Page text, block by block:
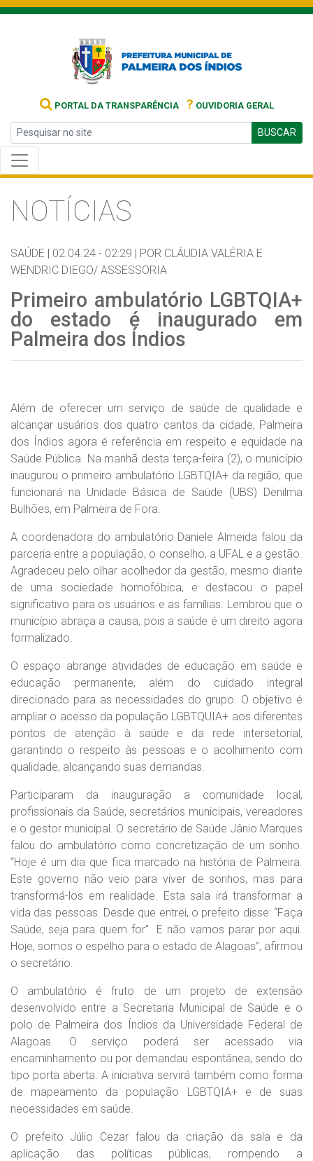
PORTAL DA TRANSPARÊNCIA ? OUVIDORIA GERAL
BUSCAR
NOTÍCIAS
SAÚDE | 02.04.24 - 02:29 | POR CLÁUDIA VALÉRIA E
WENDRIC DIEGO/ ASSESSORIA
Primeiro ambulatório LGBTQIA+
do estado é inaugurado em
Palmeira dos Índios
Além de oferecer um serviço de saúde de qualidade e
alcançar usuários dos quatro cantos da cidade, Palmeira
dos Índios agora é referência em respeito e equidade na
Saúde Pública. Na manhã desta terça-feira (2), o município
inaugurou o primeiro ambulatório LGBTQIA+ da região, que
funcionará na Unidade Básica de Saúde (UBS) Denilma
Bulhões, em Palmeira de Fora.
A coordenadora do ambulatório Daniele Almeida falou da
parceria entre a população, o conselho, a UFAL e a gestão.
Agradeceu pelo olhar acolhedor da gestão, mesmo diante
de uma sociedade homofóbica, e destacou o papel
significativo para os usuários e as famílias. Lembrou que o
município abraça a causa, pois a saúde é um direito agora
formalizado.
O espaço abrange atividades de educação em saúde e
educação permanente, além do cuidado integral
direcionado para as necessidades do grupo. O objetivo é
ampliar o acesso da população LGBTQUIA+ aos diferentes
pontos de atenção à saúde e da rede intersetorial,
garantindo o respeito às pessoas e o acolhimento com
qualidade, alcançando suas demandas.
Participaram da inauguração a comunidade local,
profissionais da Saúde, secretários municipais, vereadores
e o gestor municipal. O secretário de Saúde Jânio Marques
falou do ambulatório como concretização de um sonho.
“Hoje é um dia que fica marcado na história de Palmeira.
Este governo não veio para viver de sonhos, mas para
transformá-los em realidade. Esta sala irá transformar a
vida das pessoas. Desde que entrei, o prefeito disse: “Faça
Saúde, seja para quem for”. E não vamos parar por aqui.
Hoje, somos o espelho para o estado de Alagoas”, afirmou
o secretário.
O ambulatório é fruto de um projeto de extensão
desenvolvido entre a Secretaria Municipal de Saúde e o
polo de Palmeira dos Índios da Universidade Federal de
Alagoas. O serviço poderá ser acessado via
encaminhamento ou por demandau espontânea, sendo do
tipo porta aberta. A iniciativa servirá também como forma
de mapeamento da população LGBTQIA+ e de suas
necessidades em saúde.
O prefeito Júlio Cezar falou da criação da sala e da
aplicação das políticas públicas, rompendo a